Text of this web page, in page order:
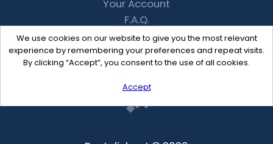
We use cookies on our website to give you the most relevant
experience by remembering your preferences and repeat visits.
By clicking “Accept”, you consent to the use of all cookies.
Accept
Your Account
F.A.Q.
Recent
Contact